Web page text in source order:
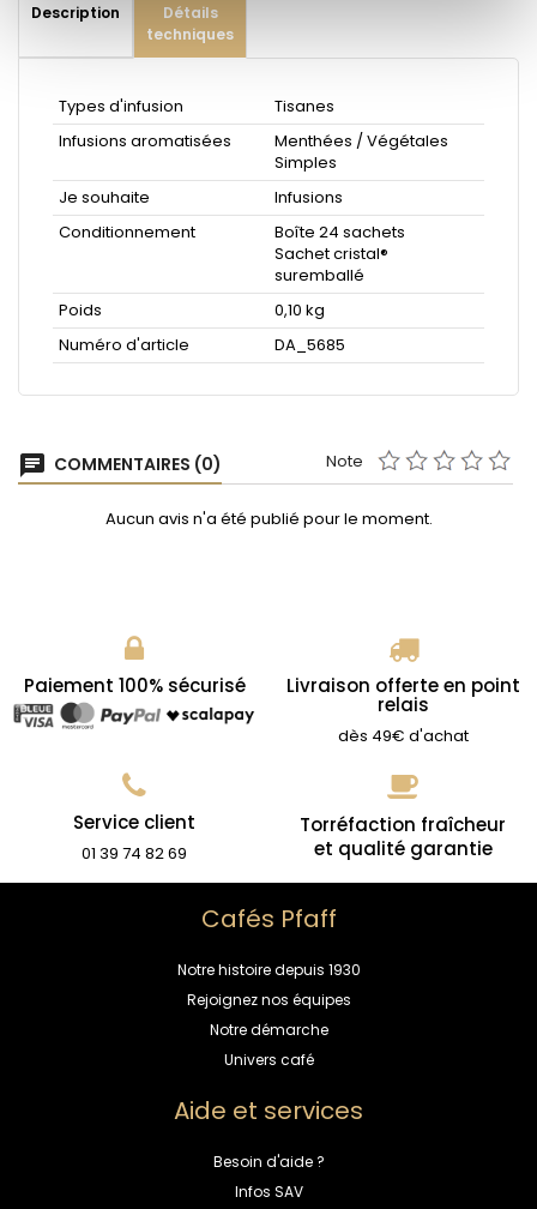
Description
Détails
techniques
Types d'infusion
Tisanes
Infusions aromatisées
Menthées / Végétales
Simples
Je souhaite
Infusions
Conditionnement
Boîte 24 sachets
Sachet cristal®
suremballé
Poids
0,10 kg
Numéro d'article
DA_5685
chat COMMENTAIRES (0) Note
Aucun avis n'a été publié pour le moment.
Paiement 100% sécurisé Livraison offerte en point
relais
dès 49€ d'achat
Service client
01 39 74 82 69
Torréfaction fraîcheur
et qualité garantie
Cafés Pfaff
Notre histoire depuis 1930
Rejoignez nos équipes
Notre démarche
Univers café
Aide et services
Besoin d'aide ?
Infos SAV